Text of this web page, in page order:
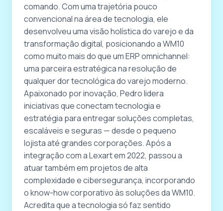
comando. Com uma trajetória pouco
convencional na área de tecnologia, ele
desenvolveu uma visão holística do varejo e da
transformação digital, posicionando a WM10
como muito mais do que um ERP omnichannel:
uma parceira estratégica na resolução de
qualquer dor tecnológica do varejo moderno.
Apaixonado por inovação, Pedro lidera
iniciativas que conectam tecnologia e
estratégia para entregar soluções completas,
escaláveis e seguras — desde o pequeno
lojista até grandes corporações. Após a
integração com a Lexart em 2022, passou a
atuar também em projetos de alta
complexidade e cibersegurança, incorporando
o know-how corporativo às soluções da WM10.
Acredita que a tecnologia só faz sentido